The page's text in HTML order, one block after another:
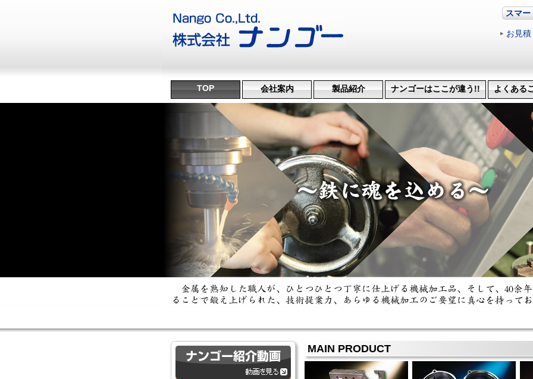
スマ
お見
TOP
会社案内
ミッション
会社概要
機械設備
沿革・受賞歴
製品紹介
機械加工
治具･省力化機械
試作・開発
特許技術
ナンゴーはここが違う!!
よくある
MAIN PRODUCT